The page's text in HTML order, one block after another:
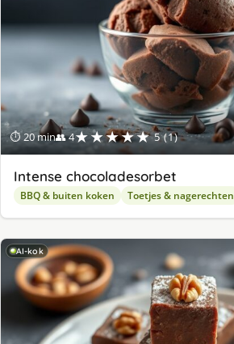
⏱ 20 min👥 4★★★★★ 5 (1)
Intense chocoladesorbet
BBQ & buiten koken Toetjes & nagerechten
AI-kok